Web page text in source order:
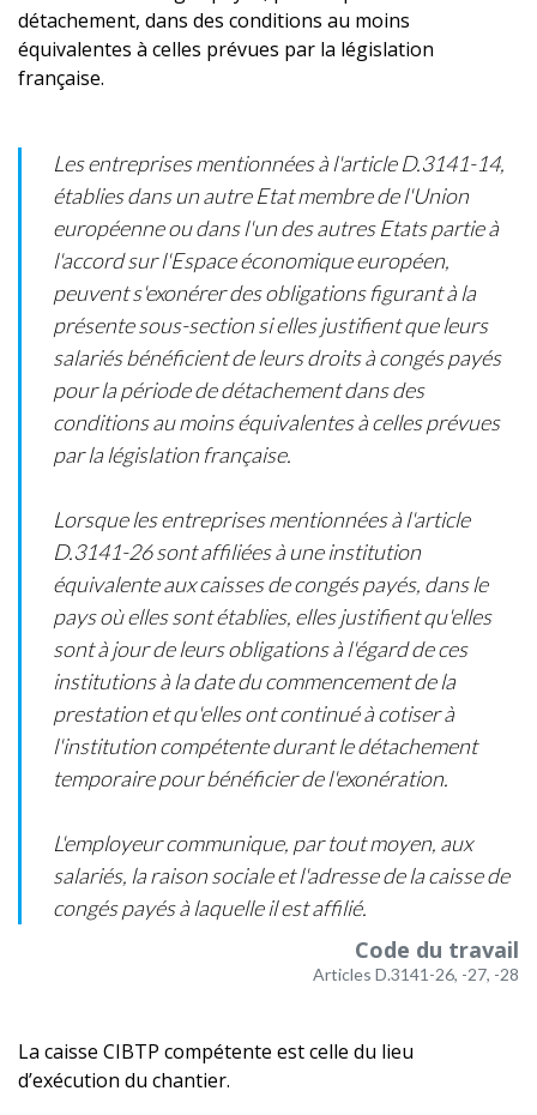
détachement, dans des conditions au moins
équivalentes à celles prévues par la législation
française.
Les entreprises mentionnées à l'article D.3141-14,
établies dans un autre Etat membre de l'Union
européenne ou dans l'un des autres Etats partie à
l'accord sur l'Espace économique européen,
peuvent s'exonérer des obligations figurant à la
présente sous-section si elles justifient que leurs
salariés bénéficient de leurs droits à congés payés
pour la période de détachement dans des
conditions au moins équivalentes à celles prévues
par la législation française.
Lorsque les entreprises mentionnées à l'article
D.3141-26 sont affiliées à une institution
équivalente aux caisses de congés payés, dans le
pays où elles sont établies, elles justifient qu'elles
sont à jour de leurs obligations à l'égard de ces
institutions à la date du commencement de la
prestation et qu'elles ont continué à cotiser à
l'institution compétente durant le détachement
temporaire pour bénéficier de l'exonération.
L'employeur communique, par tout moyen, aux
salariés, la raison sociale et l'adresse de la caisse de
congés payés à laquelle il est affilié.
Code du travail
Articles D.3141-26, -27, -28
La caisse CIBTP compétente est celle du lieu
d’exécution du chantier.